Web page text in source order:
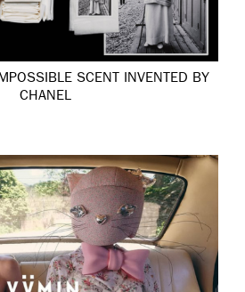
SCENT INVENTED BY
CHANEL